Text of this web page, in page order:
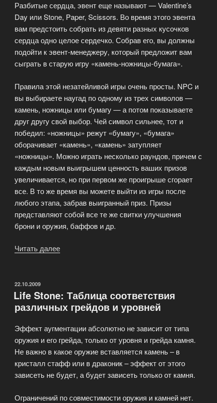
Разбитые сердца, эвент еще называют — Valentine’s
Day или Stone, Paper, Scissors. Во время этого эвента
вам предстоить собрать из девяти разных кусочков
сердца одно целое сердечко. Собрав его, вы должны
подойти к эвент-менеджеру, который предложит вам
сыграть в старую игру «камень-ножницы-бумага».
Правила этой незатейливой игры очень просты. NPC и
вы выбираете наугад по одному из трех символов —
камень, ножницы или бумагу — а потом показываете
друг другу свой выбор. Чей символ сильнее, тот и
победил: «ножницы» режут «бумагу», «бумага»
оборачивает «камень», «камень» затупляет
«ножницы». Можно играть несколько раундов, причем с
каждым новым выигрышем ценность ваших призов
увеличивается, но при первом же проигрыше сгорает
все. В то же время вы можете выйти из игры после
любого этапа, забрав выигранный приз. Призы
представляют собой все те же свитки улучшения
брони и оружия, баффов и др.
Читать далее
Day
или
Paper,
Scissors»
ОПУБЛИКОВАНО
22.10.2009
Life Stone: Таблица соответствия
различных грейдов и уровней
Эффект аугментации абсолютно не зависит от типа
оружия и его грейда, только от уровня и грейда камня.
Не важно в какое оружие вставляется камень – в
кристалл стафф или в драконик – эффект от этого
зависеть не будет, а будет зависеть только от камня.
Ограничений по совместимости оружия и камней нет.